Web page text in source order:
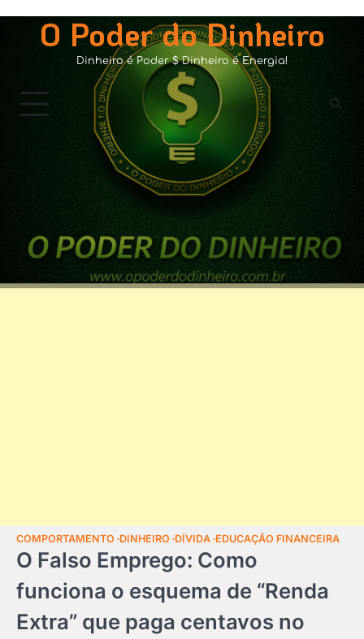
contentO Poder do Dinheiro
Dinheiro é Poder $ Dinheiro é Energia!
COMPORTAMENTO DINHEIRO DÍVIDA EDUCAÇÃO FINANCEIRA
O Falso Emprego: Como
funciona o esquema de “Renda
Extra” que paga centavos no